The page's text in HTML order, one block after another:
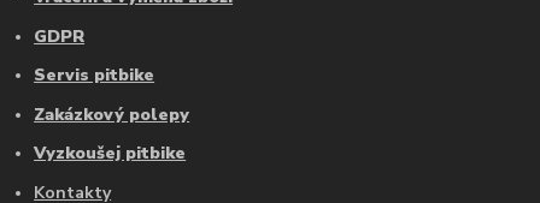
GDPR
Servis pitbike
Zakázkový polepy
Vyzkoušej pitbike
Kontakty